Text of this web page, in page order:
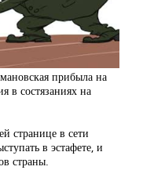
прибыла на
в состязаниях на
странице в сети
в эстафете, и
страны.